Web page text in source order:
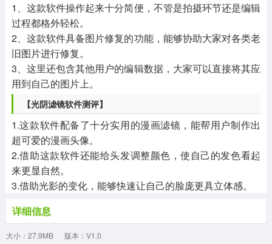
1、这款软件操作起来十分简便，不管是拍摄环节还是编辑
过程都格外轻松。
2、这款软件具备图片修复的功能，能够协助大家对各类老
旧图片进行修复。
3、这里还包含其他用户的编辑数据，大家可以直接将其应
用到自己的图片上。
【光阴滤镜软件测评】
1.这款软件配备了十分实用的漫画滤镜，能帮用户制作出
超可爱的漫画头像。
2.借助这款软件还能给头发调整颜色，使自己的发色看起
来更显自然。
3.借助光影的变化，能够快速让自己的脸庞更具立体感。
详细信息
大小：27.9MB
版本：V1.0